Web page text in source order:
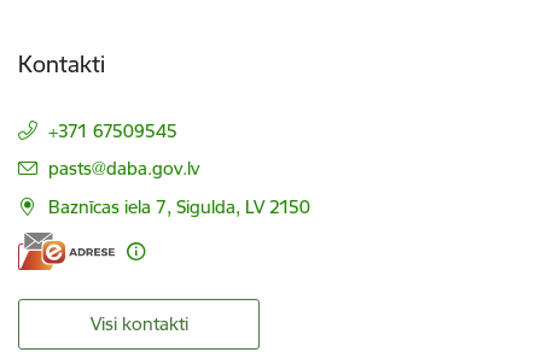
Kontakti
+371 67509545
E-pasts:
pasts@daba.gov.lv
Baznīcas iela 7, Sigulda, LV 2150
Visi kontakti